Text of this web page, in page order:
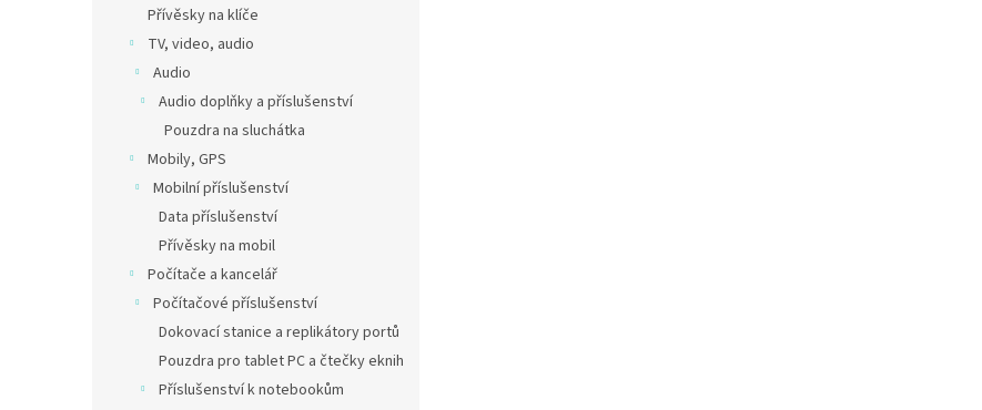
Přívěsky na klíče
TV, video, audio
Audio
Audio doplňky a příslušenství
Pouzdra na sluchátka
Mobily, GPS
Mobilní příslušenství
Data příslušenství
Přívěsky na mobil
Počítače a kancelář
Počítačové příslušenství
Dokovací stanice a replikátory portů
Pouzdra pro tablet PC a čtečky eknih
Příslušenství k notebookům